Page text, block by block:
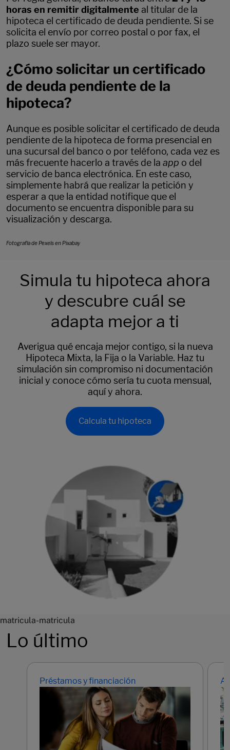
horas en remitir digitalmente al titular de la
hipoteca el certificado de deuda pendiente. Si se
solicita el envío por correo postal o por fax, el
plazo suele ser mayor.
¿Cómo solicitar un certificado
de deuda pendiente de la
hipoteca?
Aunque es posible solicitar el certificado de deuda
pendiente de la hipoteca de forma presencial en
una sucursal del banco o por teléfono, cada vez es
más frecuente hacerlo a través de la app o del
servicio de banca electrónica. En este caso,
simplemente habrá que realizar la petición y
esperar a que la entidad notifique que el
documento se encuentra disponible para su
visualización y descarga.
Fotografía de Pexels en Pixabay
Simula tu hipoteca ahora
y descubre cuál se
adapta mejor a ti
Averigua qué encaja mejor contigo, si la nueva
Hipoteca Mixta, la Fija o la Variable. Haz tu
simulación sin compromiso ni documentación
inicial y conoce cómo sería tu cuota mensual,
aquí y ahora.
Calcula tu hipoteca
matricula-matricula
Lo último
Préstamos y financiación